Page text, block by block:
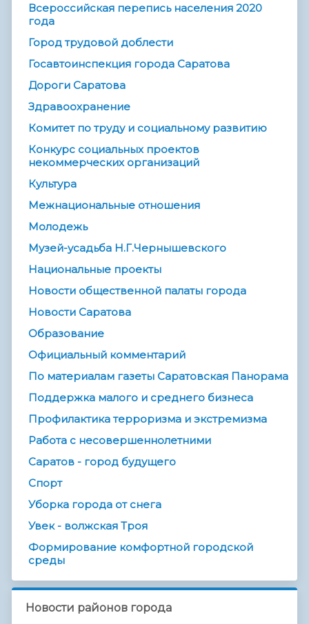
Всероссийская перепись населения 2020
года
Город трудовой доблести
Госавтоинспекция города Саратова
Дороги Саратова
Здравоохранение
Комитет по труду и социальному развитию
Конкурс социальных проектов
некоммерческих организаций
Культура
Межнациональные отношения
Молодежь
Музей-усадьба Н.Г.Чернышевского
Национальные проекты
Новости общественной палаты города
Новости Саратова
Образование
Официальный комментарий
По материалам газеты Саратовская Панорама
Поддержка малого и среднего бизнеса
Профилактика терроризма и экстремизма
Работа с несовершеннолетними
Саратов - город будущего
Спорт
Уборка города от снега
Увек - волжская Троя
Формирование комфортной городской
среды
Новости районов города